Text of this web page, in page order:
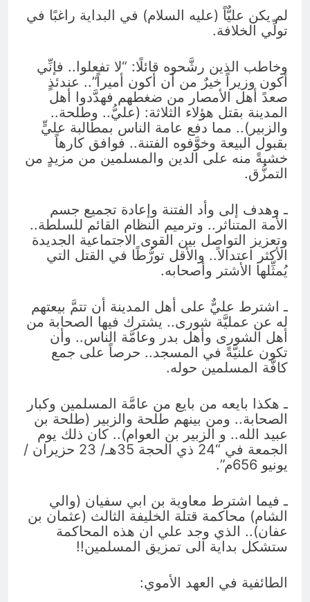
لم يكن عليٌّاً (عليه السلام) في البداية راغبًا في
تولِّي الخلافة.
وخاطب الذين رشَّحوه قائلًا: “لا تفعلوا.. فإنِّي
أكون وزيراً خيرٌ من أن أكون أميراً”.. عندئذٍ
صعدً أهل الأمصار من ضغطهم فهدَّدوا أهل
المدينة بقتل هؤلاء الثلاثة: (عليُّ.. وطلحة..
والزبير).. مما دفع عامة الناس بمطالبة عليٍّ
بقبول البيعة وخوَّفوه الفتنة.. فوافق كارهاً
خشيةً منه على الدين والمسلمين من مزيدٍ من
التمزُّق.
ـ وهدف إلى وأد الفتنة وإعادة تجميع جسم
الأمة المتناثر.. وترميم النظام القائم للسلطة..
وتعزيز التواصل بين القوى الاجتماعية الجديدة
الأكثر اعتدالاً.. والأقل تورُّطًا في القتل التي
يُمثِّلها الأشتر وأصحابه.
ـ اشترط عليٌّ على أهل المدينة أن تتمَّ بيعتهم
له عن عمليَّة شورى.. يشترك فيها الصحابة من
أهل الشورى وأهل بدر وعامَّة الناس.. وأن
تكون علنيَّةً في المسجد.. حرصاً على جمع
كافَّة المسلمين حوله.
ـ هكذا بايعه من بايع من عامَّة المسلمين وكبار
الصحابة.. ومن بينهم طلحة والزبير (طلحة بن
عبيد الله.. و الزبير بن العوام).. كان ذلك يوم
الجمعة في “24 ذي الحجة 35هـ/ 23 حزيران /
يونيو 656م”.
ـ فيما اشترط معاوية بن ابي سفيان (والي
الشام) محاكمة قتلة الخليفة الثالث (عثمان بن
عفان).. الذي وجد علي ان هذه المحاكمة
ستشكل بداية الى تمزيق المسلمين!!
الطائفية في العهد الأموي: